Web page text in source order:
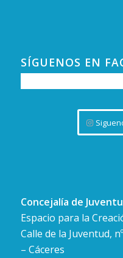
SÍGUENOS EN
Concejalía de
Espacio para la
Calle de la Juventud,
– Cáceres